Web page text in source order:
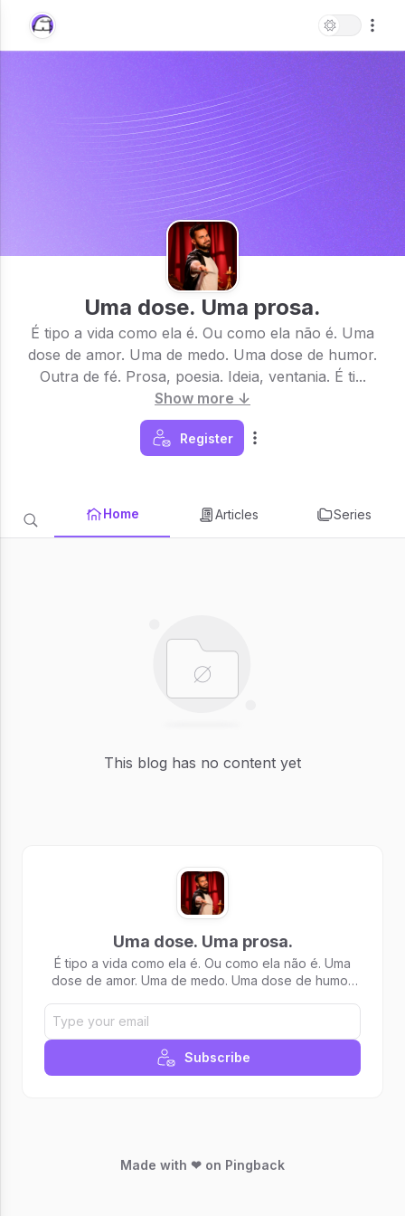
Uma dose. Uma prosa.
É tipo a vida como ela é. Ou como ela não é. Uma
dose de amor. Uma de medo. Uma dose de humor.
Outra de fé. Prosa, poesia. Ideia, ventania. É ti...
Show more ↓
Register
Home Articles Series
This blog has no content yet
Uma dose. Uma prosa.
É tipo a vida como ela é. Ou como ela não é. Uma
dose de amor. Uma de medo. Uma dose de humor.
disse me disse dos meus neurônios pensantes.
Subscribe
Made with ❤ on Pingback